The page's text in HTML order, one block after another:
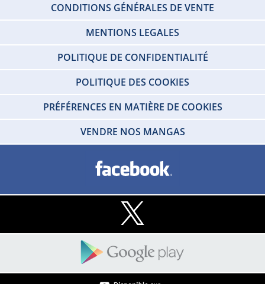
CONDITIONS GÉNÉRALES DE VENTE
MENTIONS LEGALES
POLITIQUE DE CONFIDENTIALITÉ
POLITIQUE DES COOKIES
PRÉFÉRENCES EN MATIÈRE DE COOKIES
VENDRE NOS MANGAS